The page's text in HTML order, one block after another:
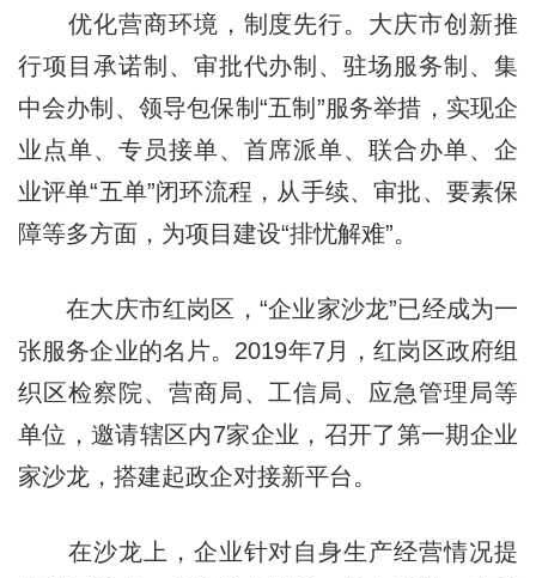
优化营商环境，制度先行。大庆市创新推
行项目承诺制、审批代办制、驻场服务制、集
中会办制、领导包保制“五制”服务举措，实现企
业点单、专员接单、首席派单、联合办单、企
业评单“五单”闭环流程，从手续、审批、要素保
障等多方面，为项目建设“排忧解难”。
在大庆市红岗区，“企业家沙龙”已经成为一
张服务企业的名片。2019年7月，红岗区政府组
织区检察院、营商局、工信局、应急管理局等
单位，邀请辖区内7家企业，召开了第一期企业
家沙龙，搭建起政企对接新平台。
在沙龙上，企业针对自身生产经营情况提